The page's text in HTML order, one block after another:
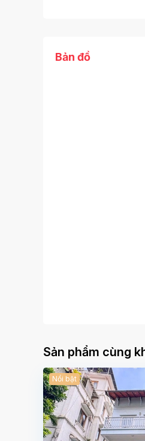
Bản đồ
Sản phẩm cùng
Nổi bật